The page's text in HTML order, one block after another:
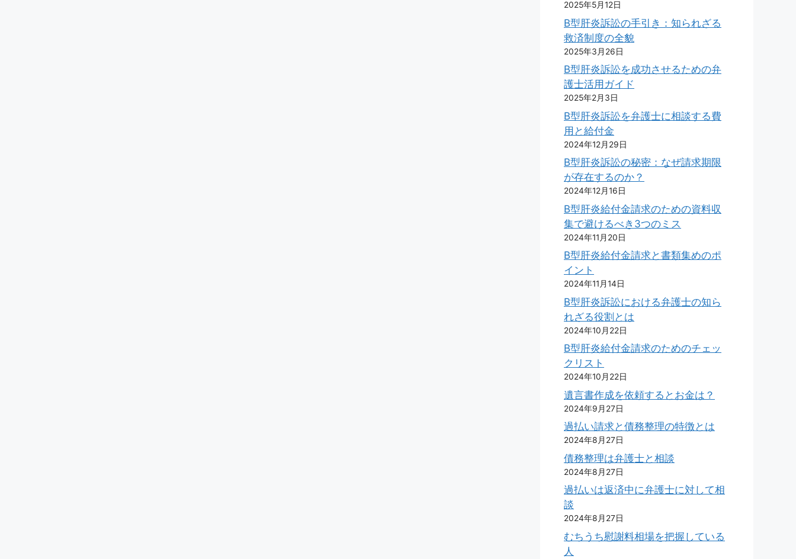
2025年5月12日
B型肝炎訴訟の手引き：知られざる
救済制度の全貌
2025年3月26日
B型肝炎訴訟を成功させるための弁
護士活用ガイド
2025年2月3日
B型肝炎訴訟を弁護士に相談する費
用と給付金
2024年12月29日
B型肝炎訴訟の秘密：なぜ請求期限
が存在するのか？
2024年12月16日
B型肝炎給付金請求のための資料収
集で避けるべき3つのミス
2024年11月20日
B型肝炎給付金請求と書類集めのポ
イント
2024年11月14日
B型肝炎訴訟における弁護士の知ら
れざる役割とは
2024年10月22日
B型肝炎給付金請求のためのチェッ
クリスト
2024年10月22日
遺言書作成を依頼するとお金は？
2024年9月27日
過払い請求と債務整理の特徴とは
2024年8月27日
債務整理は弁護士と相談
2024年8月27日
過払いは返済中に弁護士に対して相
談
2024年8月27日
むちうち慰謝料相場を把握している
人